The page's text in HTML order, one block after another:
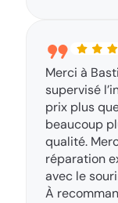
Merci à
supervisé
prix plus
beaucoup
qualité.
réparation
avec le
À